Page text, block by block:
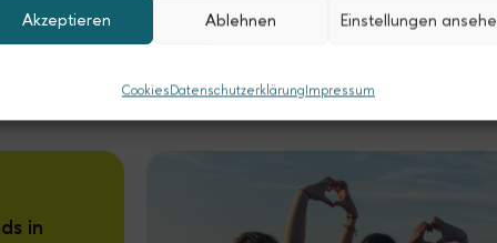
Akzeptieren Ablehnen Einstellungen
CookiesDatenschutzerklärungImpressum
…und so hilft der Fonds:
in